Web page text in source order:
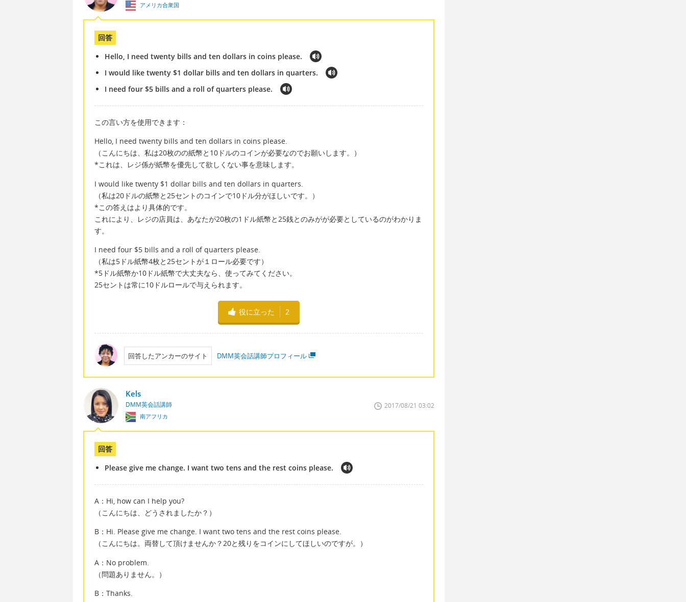
アメリカ合衆国
回答
Hello, I need twenty bills and ten dollars in coins please.
I would like twenty $1 dollar bills and ten dollars in quarters.
I need four $5 bills and a roll of quarters please.
この言い方を使用できます：
Hello, I need twenty bills and ten dollars in coins please.
（こんにちは、私は20枚のの紙幣と10ドルのコインが必要なのでお願いします。）
*これは、レジ係が紙幣を優先して欲しくない事を意味します。
I would like twenty $1 dollar bills and ten dollars in quarters.
（私は20ドルの紙幣と25セントのコインで10ドル分がほしいです。）
*この答えはより具体的です。
これにより、レジの店員は、あなたが20枚の1ドル紙幣と25銭とのみがが必要としているのがわかりま
す。
I need four $5 bills and a roll of quarters please.
（私は5ドル紙幣4枚と25セントが１ロール必要です）
*5ドル紙幣か10ドル紙幣で大丈夫なら、使ってみてください。
25セントは常に10ドルロールで与えられます。
役に立った 2
回答したアンカーのサイト DMM英会話講師プロフィール
Kels
DMM英会話講師
南アフリカ
2017/08/21 03:02
回答
Please give me change. I want two tens and the rest coins please.
A：Hi, how can I help you?
（こんにちは、どうされましたか？）
B：Hi. Please give me change. I want two tens and the rest coins please.
（こんにちは。両替して頂けませんか？20と残りをコインにしてほしいのですが。）
A：No problem.
（問題ありません。）
B：Thanks.